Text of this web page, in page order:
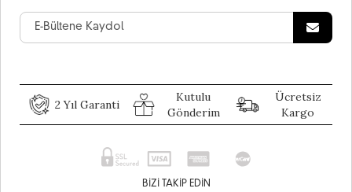
2 Yıl Garanti
Kutulu
Gönderim
Ücretsiz
Kargo
BIZI TAKIP EDIN